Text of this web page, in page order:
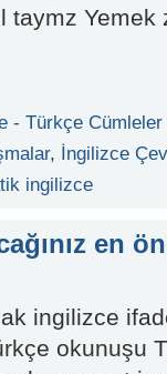
taymz Yemek
- Türkçe Cümleler
, İngilizce
ingilizce
en
ingilizce
okunuşu